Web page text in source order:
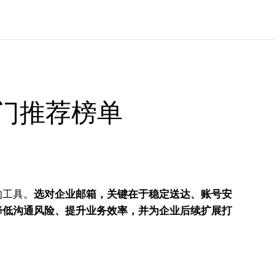
推荐榜单
具。选对企业邮箱，关键在于稳定送达、账号安
沟通风险、提升业务效率，并为企业后续扩展打